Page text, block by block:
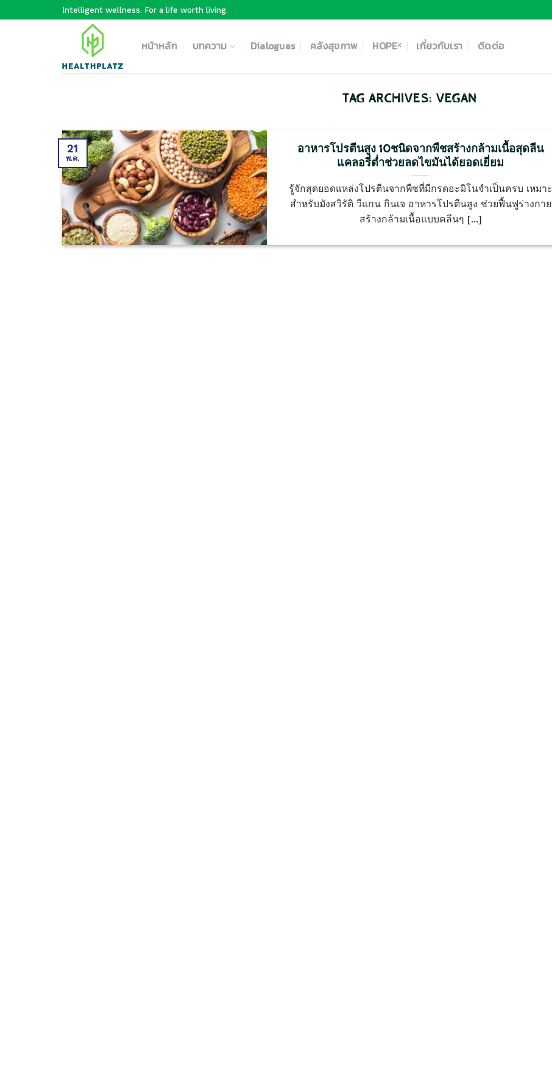
Intelligent wellness. For a life worth living.
หน้าหลัก บทความ Dialogues คลังสุขภาพ HOPEˣ เกี่ยวกับเรา ติดต่อ
TAG ARCHIVES: VEGAN
อาหารโปรตีนสูง 10ชนิดจากพืชสร้างกล้ามเนื้อสุดลีน
แคลอรี่ต่ำช่วยลดไขมันได้ยอดเยี่ยม
รู้จักสุดยอดแหล่งโปรตีนจากพืชที่มีกรดอะมิโนจำเป็นครบ เหมาะ
สำหรับมังสวิรัติ วีแกน กินเจ อาหารโปรตีนสูง ช่วยฟื้นฟูร่างกาย
สร้างกล้ามเนื้อแบบคลีนๆ [...]
21
พ.ค.